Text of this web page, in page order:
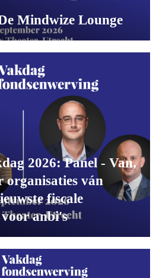
Mindwize Lounge
2026: Panel - Van,
organisaties ván
fiscale
anbi's